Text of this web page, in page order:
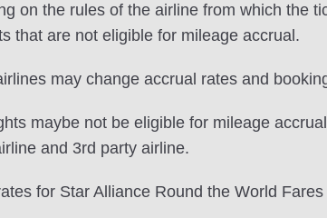
on the rules of the airline from which the
that are not eligible for mileage accrual.
may change accrual rates and
maybe not be eligible for mileage
and 3rd party airline.
for Star Alliance Round the World